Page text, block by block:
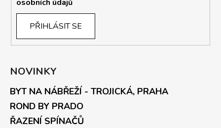
osobních údajů
PŘIHLÁSIT SE
NOVINKY
BYT NA NÁBŘEŽÍ - TROJICKÁ, PRAHA
ROND BY PRADO
ŘAZENÍ SPÍNAČŮ